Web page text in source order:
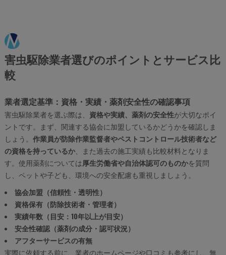
害虫駆除業者選びのポイントとサービス比
較
業者選定基準：資格・実績・薬剤安全性の確認事項
害虫駆除業者を選ぶ際は、 資格や実績、薬剤の安全性が大切なポイ
ントです。まず、関連する協会に加盟しているかどうかを確認しま
しょう。 作業員が防除作業監督者やペストコントロール技術者など
の資格を持っているか、また過去の施工実績も比較材料となりま
す。使用薬剤については厚生労働省や自治体認可のものかを質問
し、ペットや子ども、環境への安全配慮も重視しましょう。
協会加盟（信頼性・透明性）
資格保有（防除技術者・管理者）
実績年数（目安：10年以上が目安）
安全性確認（薬剤の成分・認可状況）
アフターサービスの有無
実際に依頼する前に、業者のホームページや口コミも参考にし、無